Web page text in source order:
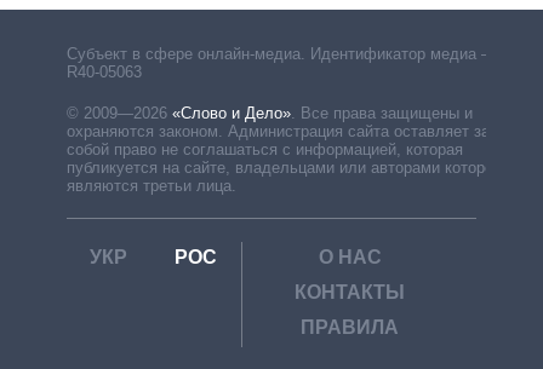
Субъект в сфере онлайн-медиа. Идентификатор медиа –
R40-05063
© 2009—2026 «Слово и Дело»
Все права защищены и
охраняются законом. Администрация сайта оставляет за
собой право не соглашаться с информацией, которая
публикуется на сайте, владельцами или авторами которой
являются третьи лица.
УКР РОС
О НАС
КОНТАКТЫ
ПРАВИЛА